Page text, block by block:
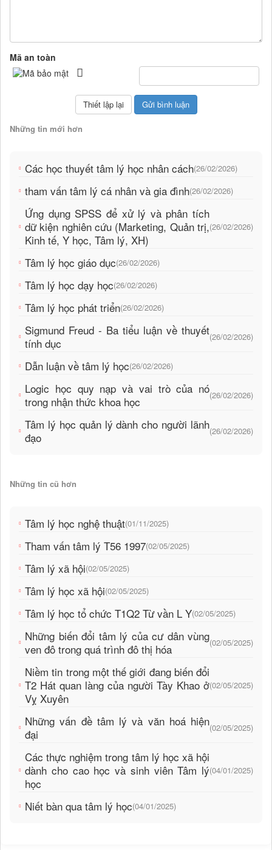
Mã an toàn
Những tin mới hơn
Các học thuyết tâm lý học nhân cách(26/02/2026)
tham vấn tâm lý cá nhân và gia đình(26/02/2026)
Ứng dụng SPSS để xử lý và phân tích
dữ kiện nghiên cứu (Marketing, Quản trị,
Kinh tế, Y học, Tâm lý, XH)
(26/02/2026)
Tâm lý học giáo dục(26/02/2026)
Tâm lý học dạy học(26/02/2026)
Tâm lý học phát triển(26/02/2026)
Sigmund Freud - Ba tiểu luận về thuyết
tính dục
(26/02/2026)
Dẫn luận về tâm lý học(26/02/2026)
Logic học quy nạp và vai trò của nó
trong nhận thức khoa học
(26/02/2026)
Tâm lý học quản lý dành cho người lãnh
đạo
(26/02/2026)
Những tin cũ hơn
Tâm lý học nghệ thuật(01/11/2025)
Tham vấn tâm lý T56 1997(02/05/2025)
Tâm lý xã hội(02/05/2025)
Tâm lý học xã hội(02/05/2025)
Tâm lý học tổ chức T1Q2 Từ vần L Y(02/05/2025)
Những biến đổi tâm lý của cư dân vùng
ven đô trong quá trình đô thị hóa
(02/05/2025)
Niềm tin trong một thế giới đang biến đổi
T2 Hát quan làng của người Tày Khao ở
Vỵ Xuyên
(02/05/2025)
Những vấn đề tâm lý và văn hoá hiện
đại
(02/05/2025)
Các thực nghiệm trong tâm lý học xã hội
dành cho cao học và sinh viên Tâm lý
học
(04/01/2025)
Niết bàn qua tâm lý học(04/01/2025)